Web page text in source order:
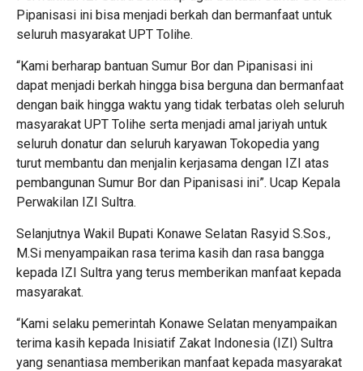
Pipanisasi ini bisa menjadi berkah dan bermanfaat untuk
seluruh masyarakat UPT Tolihe.
“Kami berharap bantuan Sumur Bor dan Pipanisasi ini
dapat menjadi berkah hingga bisa berguna dan bermanfaat
dengan baik hingga waktu yang tidak terbatas oleh seluruh
masyarakat UPT Tolihe serta menjadi amal jariyah untuk
seluruh donatur dan seluruh karyawan Tokopedia yang
turut membantu dan menjalin kerjasama dengan IZI atas
pembangunan Sumur Bor dan Pipanisasi ini”. Ucap Kepala
Perwakilan IZI Sultra.
Selanjutnya Wakil Bupati Konawe Selatan Rasyid S.Sos.,
M.Si menyampaikan rasa terima kasih dan rasa bangga
kepada IZI Sultra yang terus memberikan manfaat kepada
masyarakat.
“Kami selaku pemerintah Konawe Selatan menyampaikan
terima kasih kepada Inisiatif Zakat Indonesia (IZI) Sultra
yang senantiasa memberikan manfaat kepada masyarakat